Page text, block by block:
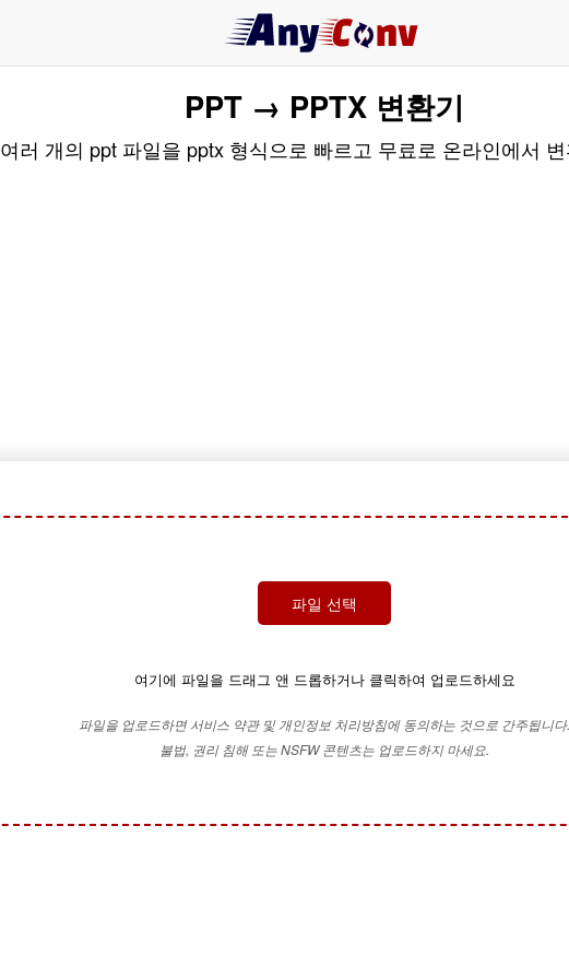
PPT → PPTX 변환기
여러 개의 ppt 파일을 pptx 형식으로 빠르고 무료로 온라인에서
파일 선택
여기에 파일을 드래그 앤 드롭하거나 클릭하여 업로드하세요
파일을 업로드하면 서비스 약관 및 개인정보 처리방침에 동의하는 것으로 간주됩니다.
불법, 권리 침해 또는 NSFW 콘텐츠는 업로드하지 마세요.